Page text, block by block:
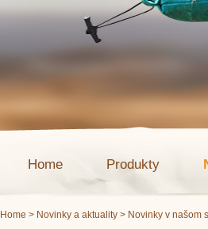
Home Produkty
Home > Novinky a aktuality > Novinky v našom